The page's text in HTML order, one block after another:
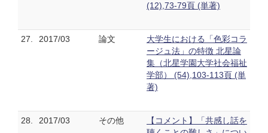
(12),73-79頁 (単著)
27. 2017/03 論文
大学生における「色彩コラ
ージュ法」の特徴 北星論
集（北星学園大学社会福祉
学部） (54),103-113頁 (単
著)
28. 2017/03 その他
【コメント】「共感し話を